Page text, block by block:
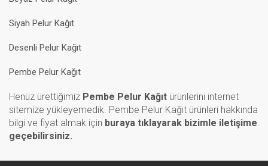
Siyah Pelur Kağıt
Desenli Pelur Kağıt
Pembe Pelur Kağıt
Henüz ürettiğimiz Pembe Pelur Kağıt ürünlerini internet
sitemize yükleyemedik. Pembe Pelur Kağıt ürünleri hakkında
bilgi ve fiyat almak için buraya tıklayarak bizimle iletişime
geçebilirsiniz.